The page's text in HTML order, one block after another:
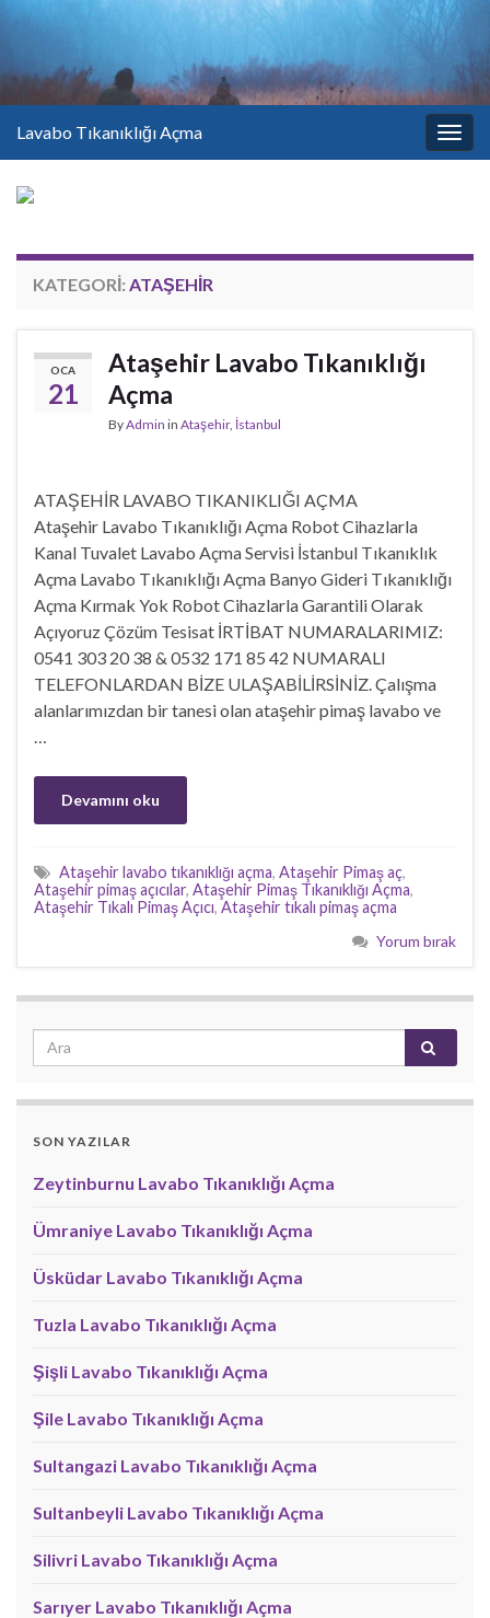
Lavabo Tıkanıklığı Açma
KATEGORI: ATAŞEHIR
OCA
21
Ataşehir Lavabo Tıkanıklığı
Açma
ByAdmin in Ataşehir, İstanbul
ATAŞEHİR LAVABO TIKANIKLIĞI AÇMA
Ataşehir Lavabo Tıkanıklığı Açma Robot Cihazlarla
Kanal Tuvalet Lavabo Açma Servisi İstanbul Tıkanıklık
Açma Lavabo Tıkanıklığı Açma Banyo Gideri Tıkanıklığı
Açma Kırmak Yok Robot Cihazlarla Garantili Olarak
Açıyoruz Çözüm Tesisat İRTİBAT NUMARALARIMIZ:
0541 303 20 38 & 0532 171 85 42 NUMARALI
TELEFONLARDAN BİZE ULAŞABİLİRSİNİZ. Çalışma
alanlarımızdan bir tanesi olan ataşehir pimaş lavabo ve
Devamını oku
Ataşehir lavabo tıkanıklığı açma, Ataşehir Pimaş aç,
Ataşehir pimaş açıcılar, Ataşehir Pimaş Tıkanıklığı Açma,
Ataşehir Tıkalı Pimaş Açıcı, Ataşehir tıkalı pimaş açma
Yorum bırak
SON YAZILAR
Zeytinburnu Lavabo Tıkanıklığı Açma
Ümraniye Lavabo Tıkanıklığı Açma
Üsküdar Lavabo Tıkanıklığı Açma
Tuzla Lavabo Tıkanıklığı Açma
Şişli Lavabo Tıkanıklığı Açma
Şile Lavabo Tıkanıklığı Açma
Sultangazi Lavabo Tıkanıklığı Açma
Sultanbeyli Lavabo Tıkanıklığı Açma
Silivri Lavabo Tıkanıklığı Açma
Sarıyer Lavabo Tıkanıklığı Açma